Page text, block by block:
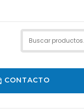
CONTACTO